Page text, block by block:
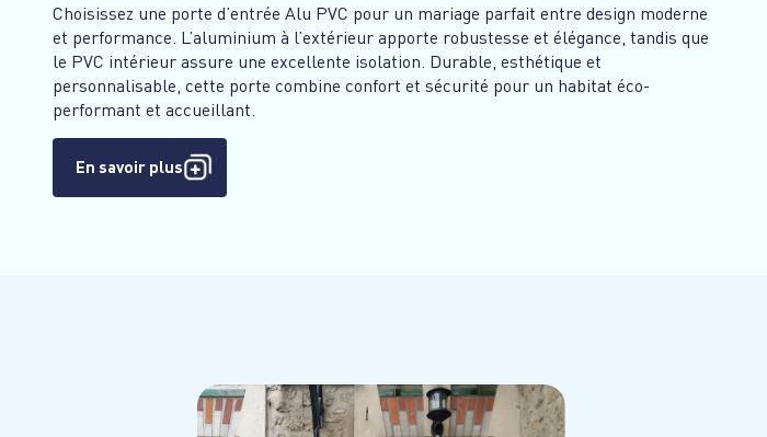
Choisissez une porte d’entrée Alu PVC pour un mariage parfait entre design moderne
et performance. L’aluminium à l’extérieur apporte robustesse et élégance, tandis que
le PVC intérieur assure une excellente isolation. Durable, esthétique et
personnalisable, cette porte combine confort et sécurité pour un habitat éco-
performant et accueillant.
En savoir plus